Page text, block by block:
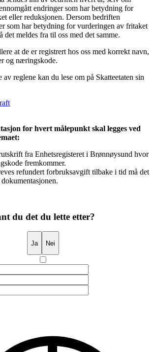
endringer som har betydning for
eller reduksjonen. Dersom bedriften
som har betydning for vurderingen av fritaket
det meldes fra til oss med det samme.
at de er registrert hos oss med korrekt navn,
og næringskode.
reglene kan du lese om på Skatteetaten sin
for hvert målepunkt skal legges ved
fra Enhetsregisteret i Brønnøysund hvor
fremkommer.
refundert forbruksavgift tilbake i tid må det
du det du lette etter?
Ja Nei